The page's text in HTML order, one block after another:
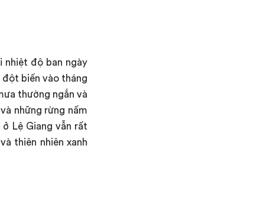
nhiệt độ ban ngày
đột biến vào tháng
thường ngắn và
những rừng nấm
Lệ Giang vẫn rất
thiên nhiên xanh